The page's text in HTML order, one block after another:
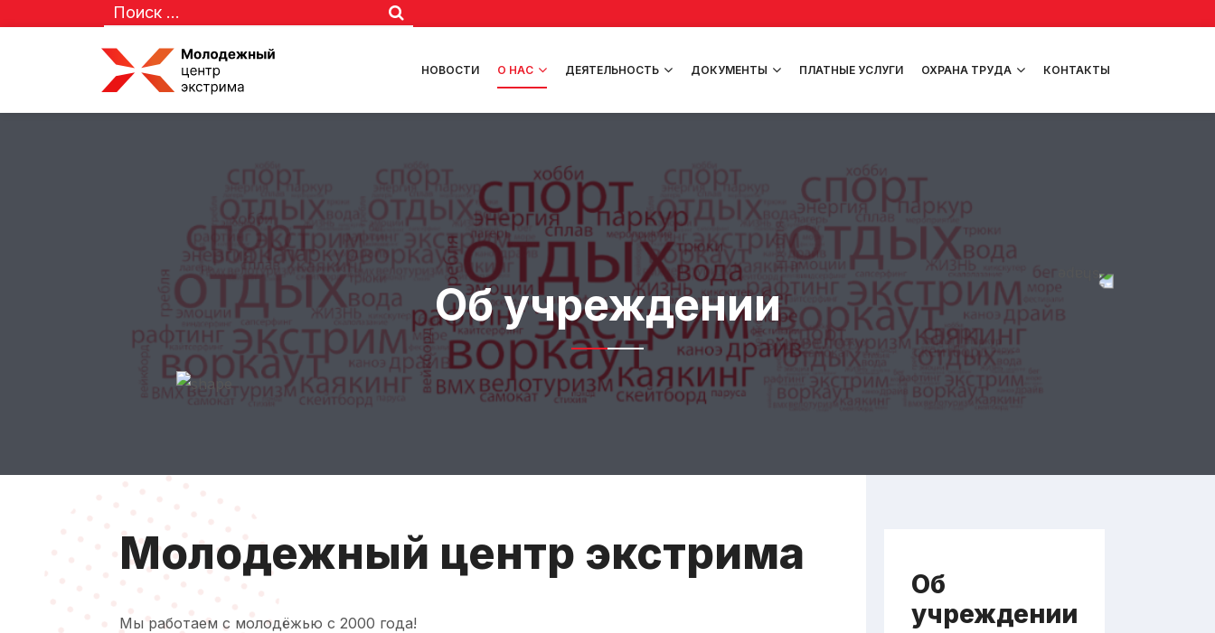
НОВОСТИ О НАС ДЕЯТЕЛЬНОСТЬ ДОКУМЕНТЫ ПЛАТНЫЕ УСЛУГИ ОХРАНА ТРУДА КОНТАКТЫ
Об учреждении
Молодежный центр экстрима
Мы работаем с молодёжью с 2000 года!
Об
учреждении